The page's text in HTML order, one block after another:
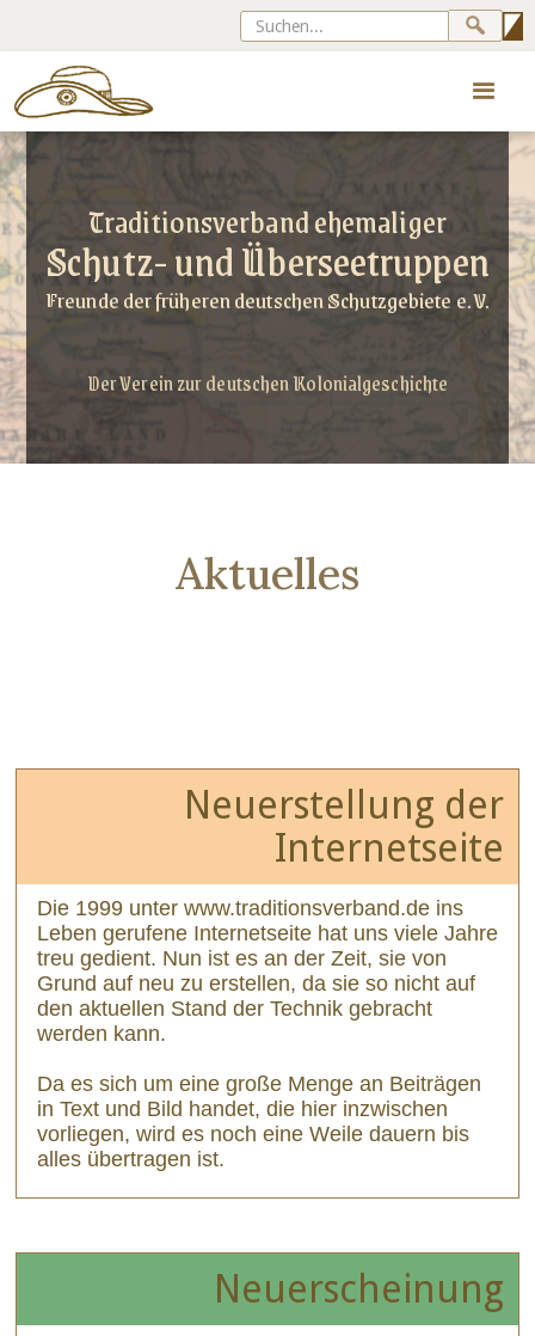
Traditionsverband ehemaliger
Schutz- und Überseetruppen
Freunde der früheren deutschen Schutzgebiete e. V.
Der Verein zur deutschen Kolonialgeschichte
Aktuelles
Neuerstellung der
Internetseite
Die 1999 unter www.traditionsverband.de ins
Leben gerufene Internetseite hat uns viele Jahre
treu gedient. Nun ist es an der Zeit, sie von
Grund auf neu zu erstellen, da sie so nicht auf
den aktuellen Stand der Technik gebracht
werden kann.
Da es sich um eine große Menge an Beiträgen
in Text und Bild handet, die hier inzwischen
vorliegen, wird es noch eine Weile dauern bis
alles übertragen ist.
Neuerscheinung